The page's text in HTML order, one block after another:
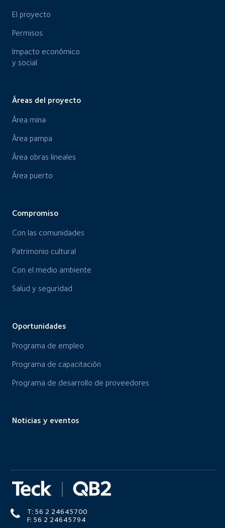
El proyecto
Permisos
Impacto económico
y social
Áreas del proyecto
Área mina
Área pampa
Área obras lineales
Área puerto
Compromiso
Con las comunidades
Patrimonio cultural
Con el medio ambiente
Salud y seguridad
Oportunidades
Programa de empleo
Programa de capacitación
Programa de desarrollo de proveedores
Noticias y eventos
T: 56 2 24645700
F: 56 2 24645794